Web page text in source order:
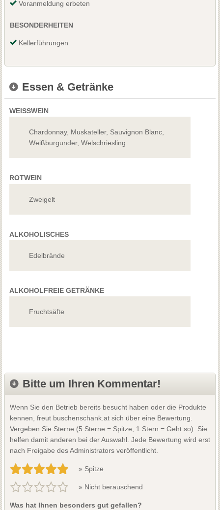
Voranmeldung erbeten
BESONDERHEITEN
Kellerführungen
Essen & Getränke
WEISSWEIN
Chardonnay, Muskateller, Sauvignon Blanc,
Weißburgunder, Welschriesling
ROTWEIN
Zweigelt
ALKOHOLISCHES
Edelbrände
ALKOHOLFREIE GETRÄNKE
Fruchtsäfte
Bitte um Ihren Kommentar!
Wenn Sie den Betrieb bereits besucht haben oder die Produkte
kennen, freut buschenschank.at sich über eine Bewertung.
Vergeben Sie Sterne (5 Sterne = Spitze, 1 Stern = Geht so). Sie
helfen damit anderen bei der Auswahl. Jede Bewertung wird erst
nach Freigabe des Administrators veröffentlicht.
» Spitze
» Nicht berauschend
Was hat Ihnen besonders gut gefallen?